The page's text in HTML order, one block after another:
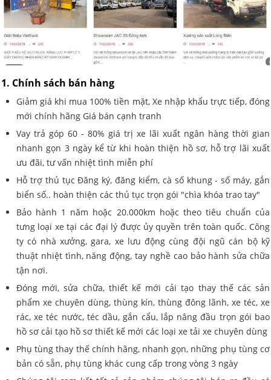
1. Chính sách bán hàng
Giảm giá khi mua 100% tiền mặt, Xe nhập khẩu trực tiếp, đóng
mới chính hãng Giá bán cạnh tranh
Vay trả góp 60 - 80% giá trị xe lãi xuất ngân hàng thời gian
nhanh gọn 3 ngày kể từ khi hoàn thiện hồ sơ, hỗ trợ lãi xuất
ưu đãi, tư vấn nhiệt tình miễn phí
Hỗ trợ thủ tục Đăng ký, đăng kiểm, cà số khung - số máy, gắn
biển số.. hoàn thiện các thủ tục trọn gói "chìa khóa trao tay"
Bảo hành 1 năm hoặc 20.000km hoặc theo tiêu chuẩn của
tưng loại xe tại các đại lý được ủy quyền trên toàn quốc. Công
ty có nhà xưởng, gara, xe lưu động cùng đội ngũ cán bộ kỹ
thuật nhiệt tình, năng động, tay nghề cao bảo hành sửa chữa
tận nơi.
Đóng mới, sửa chữa, thiết kế mới cải tạo thay thế các sản
phẩm xe chuyên dùng, thùng kín, thùng đông lãnh, xe téc, xe
rác, xe téc nước, téc dầu, gắn cẩu, lắp nâng đầu trọn gói bao
hồ sơ cải tạo hồ sơ thiết kế mới các loại xe tải xe chuyên dùng
Phụ tùng thay thế chính hãng, nhanh gọn, những phụ tùng cơ
bản có sẵn, phụ tùng khác cung cấp trong vòng 3 ngày